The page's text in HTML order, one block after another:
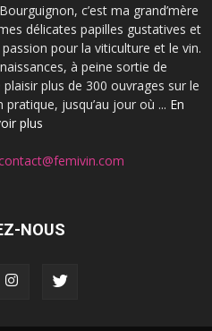
c’est ma grand’mère
délicates papilles gustatives et
pour la viticulture et le vin.
à peine sortie de
plaisir plus de 300 ouvrages sur le
pratique, jusqu’au jour où ... En
plus
NOUS